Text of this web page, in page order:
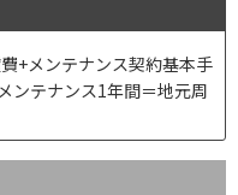
+メンテナンス契約基本手
ンテナンス1年間＝地元周